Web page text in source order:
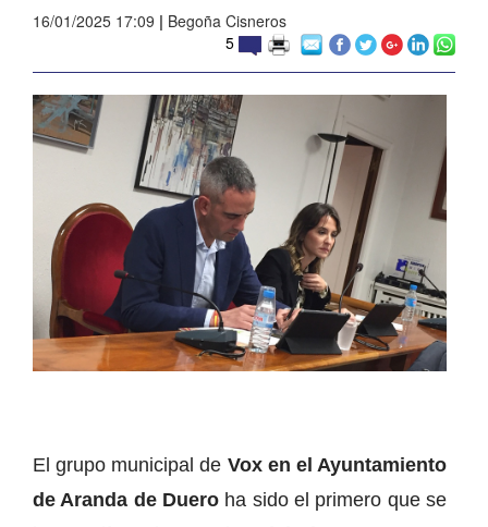
16/01/2025 17:09 | Begoña Cisneros
5
El grupo municipal de Vox en el Ayuntamiento
de Aranda de Duero ha sido el primero que se